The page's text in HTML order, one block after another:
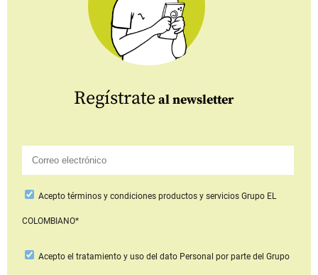
Regístrate al newsletter
Aceptotérminos y condiciones productos y serviciosGrupo EL
COLOMBIANO*
Acepto el tratamiento y uso del dato Personal por parte del Grupo